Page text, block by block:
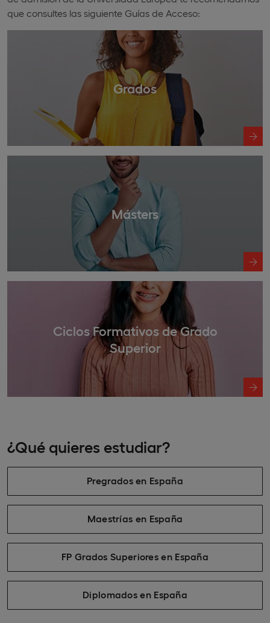
que consultes las siguiente Guías de Acceso:
Grados
Másters
Ciclos Formativos de Grado
Superior
¿Qué quieres estudiar?
Pregrados en España
Maestrías en España
FP Grados Superiores en España
Diplomados en España